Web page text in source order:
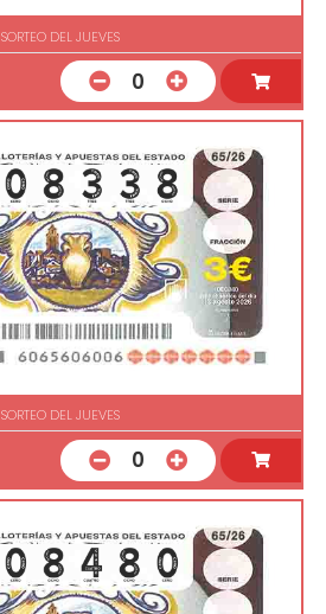
SORTEO DEL JUEVES
0
SORTEO DEL JUEVES
0